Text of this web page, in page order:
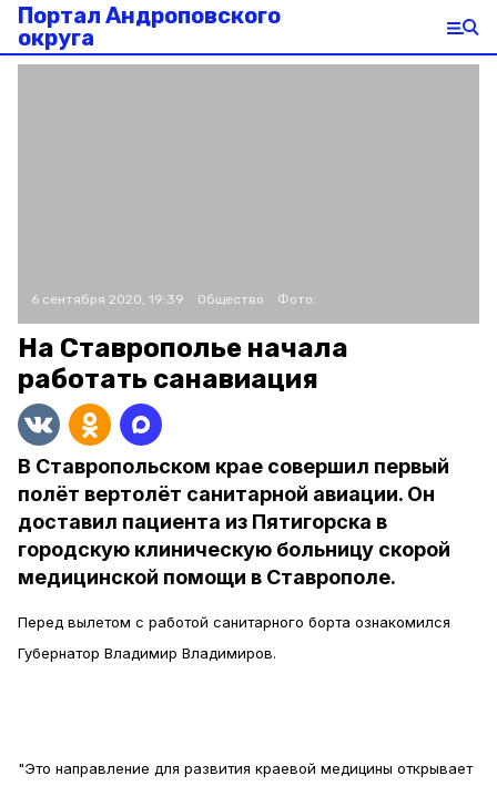
Портал Андроповского
округа
6 сентября 2020, 19:39 Общество Фото:
На Ставрополье начала
работать санавиация
В Ставропольском крае совершил первый
полёт вертолёт санитарной авиации. Он
доставил пациента из Пятигорска в
городскую клиническую больницу скорой
медицинской помощи в Ставрополе.
Перед вылетом с работой санитарного борта ознакомился
Губернатор Владимир Владимиров.
"Это направление для развития краевой медицины открывает